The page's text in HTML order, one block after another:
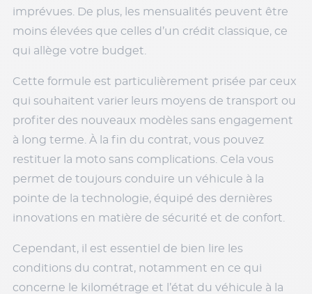
imprévues. De plus, les mensualités peuvent être
moins élevées que celles d’un crédit classique, ce
qui allège votre budget.
Cette formule est particulièrement prisée par ceux
qui souhaitent varier leurs moyens de transport ou
profiter des nouveaux modèles sans engagement
à long terme. À la fin du contrat, vous pouvez
restituer la moto sans complications. Cela vous
permet de toujours conduire un véhicule à la
pointe de la technologie, équipé des dernières
innovations en matière de sécurité et de confort.
Cependant, il est essentiel de bien lire les
conditions du contrat, notamment en ce qui
concerne le kilométrage et l’état du véhicule à la